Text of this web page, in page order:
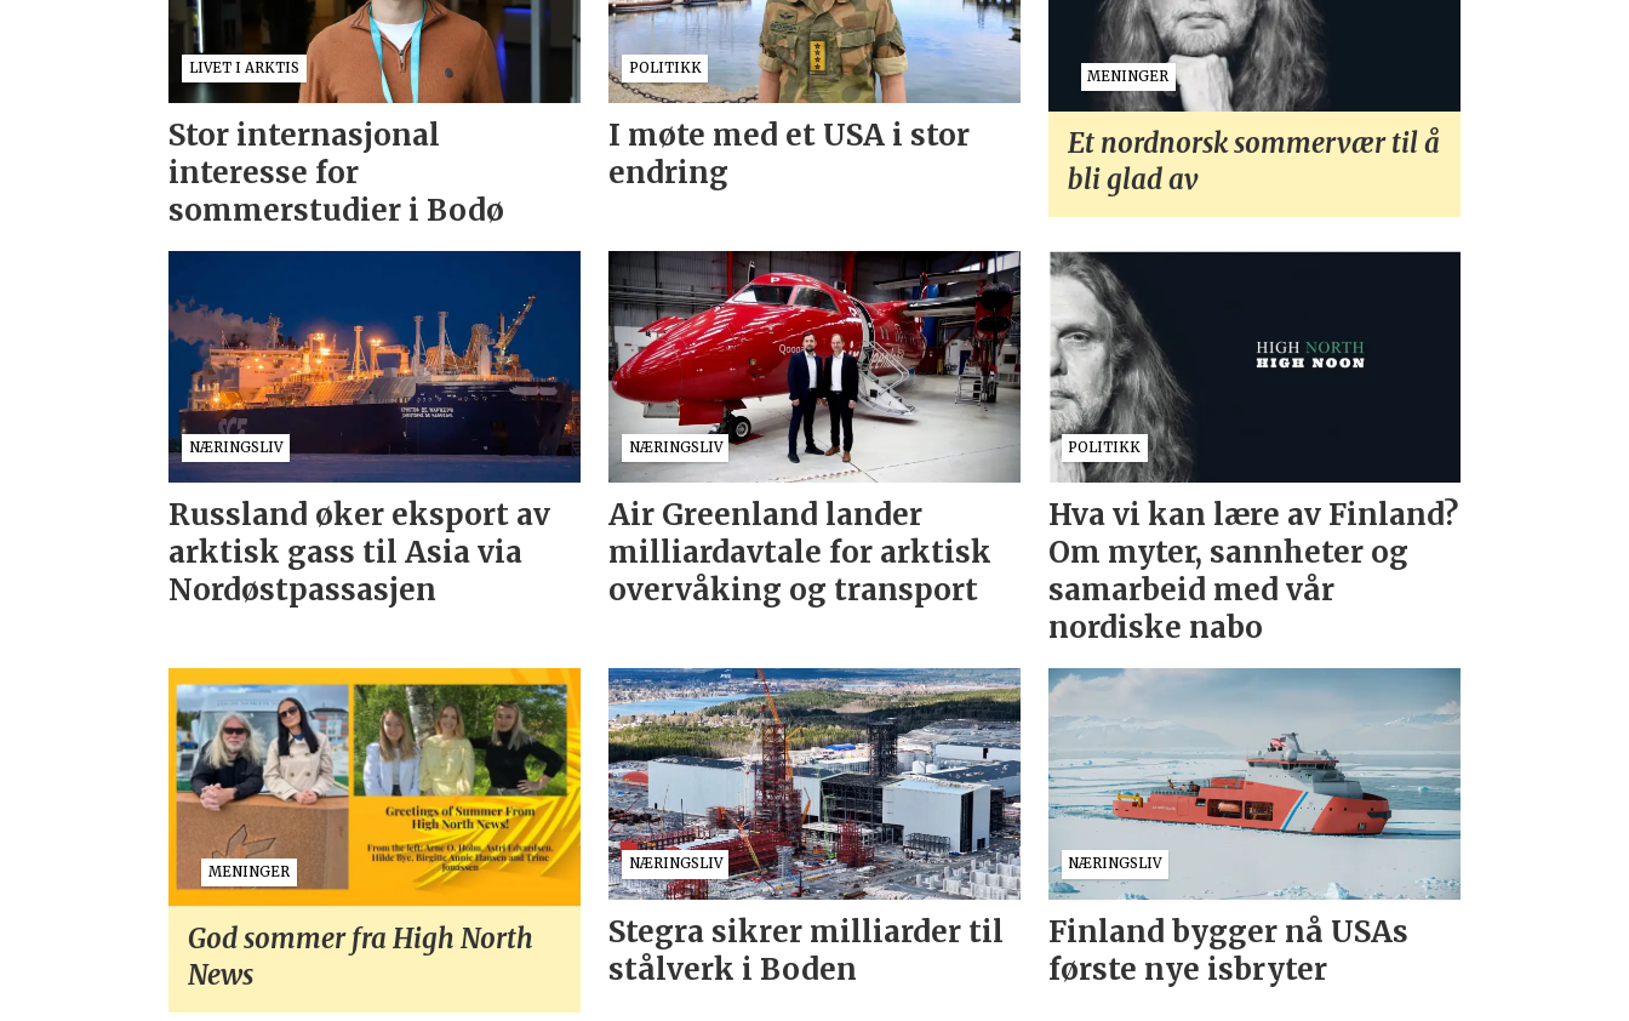
LIVET I ARKTIS
Stor internasjonal
interesse for
sommerstudier i Bodø
POLITIKK
I møte med et USA i stor
endring
MENINGER
Et nordnorsk sommervær til å
bli glad av
NÆRINGSLIV
Russland øker eksport av
arktisk gass til Asia via
Nordøstpassasjen
NÆRINGSLIV
Air Greenland lander
milliardavtale for arktisk
overvåking og transport
POLITIKK
Hva vi kan lære av Finland?
Om myter, sannheter og
samarbeid med vår
nordiske nabo
MENINGER
God sommer fra High North
News
NÆRINGSLIV
Stegra sikrer milliarder til
stålverk i Boden
NÆRINGSLIV
Finland bygger nå USAs
første nye isbryter